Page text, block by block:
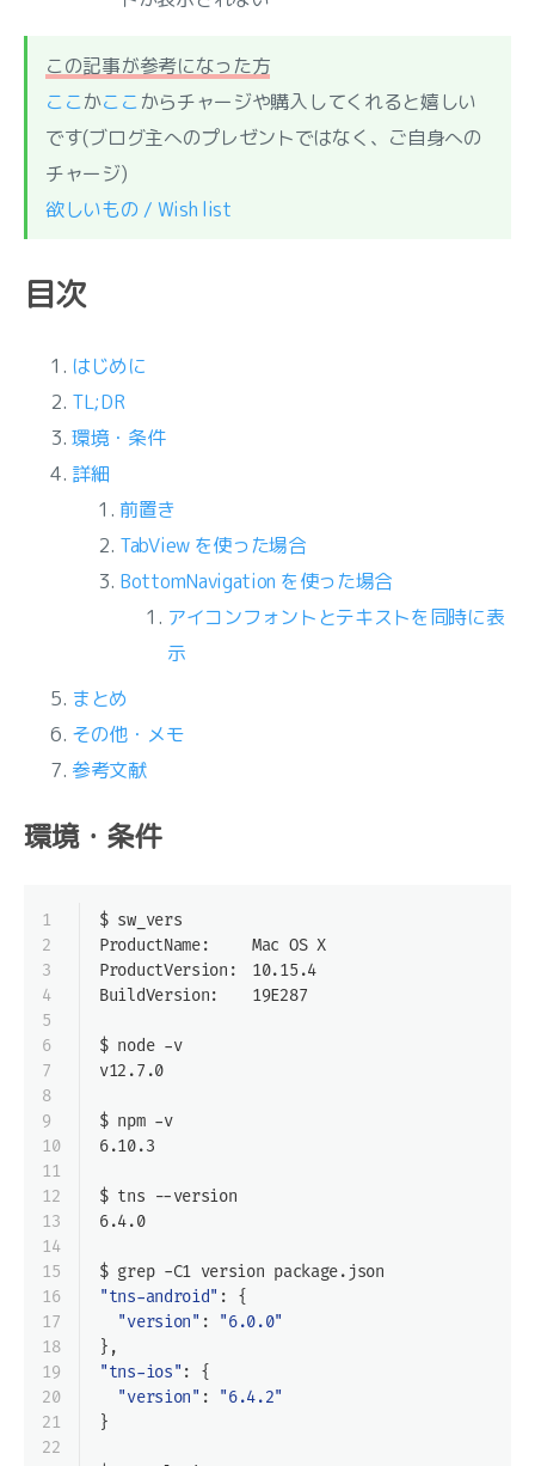
この記事が参考になった方
ここかここ からチャージや購入してくれると嬉しい
です(ブログ主へのプレゼントではなく、ご自身への
チャージ)
欲しいもの / Wish list
目次
はじめに
TL;DR
環境・条件
詳細
前置き
TabView を使った場合
BottomNavigation を使った場合
アイコンフォントとテキストを同時に表
示
まとめ
その他・メモ
参考文献
環境・条件
1
2
3
4
5
6
7
8
9
10
11
12
13
14
15
16
17
18
19
20
21
22
$ sw_vers
ProductName:	Mac OS X
ProductVersion:	10.15.4
BuildVersion:	19E287
$ node -v
v12.7.0
$ npm -v
6.10.3
$ tns --version
6.4.0
$ grep -C1 version package.json
"tns-android" : {
"version" : "6.0.0"
},
"tns-ios" : {
"version" : "6.4.2"
}